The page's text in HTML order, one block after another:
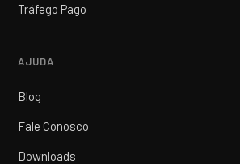
Tráfego Pago
AJUDA
Blog
Fale Conosco
Downloads